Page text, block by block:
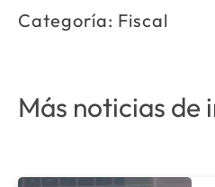
Categoría: Fiscal
Más noticias de